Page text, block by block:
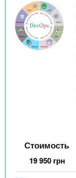
Стоимость
19 950 грн